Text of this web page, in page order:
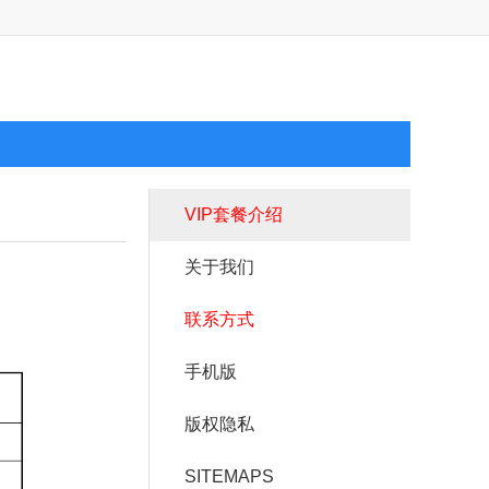
VIP套餐介绍
关于我们
联系方式
手机版
版权隐私
SITEMAPS